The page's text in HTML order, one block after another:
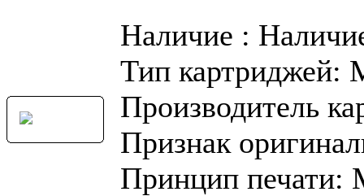
Наличие :
Тип картриджей:
Производитель
Признак
Принцип печати: